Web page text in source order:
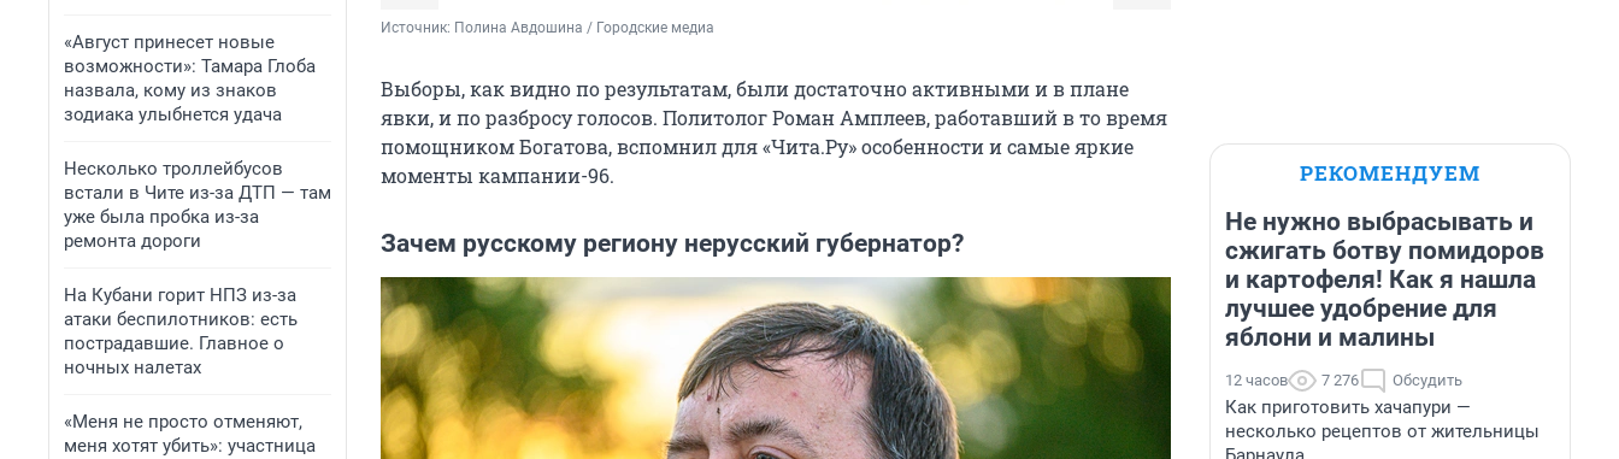
«Август принесет новые
возможности»: Тамара Глоба
назвала, кому из знаков
зодиака улыбнется удача
Несколько троллейбусов
встали в Чите из-за ДТП — там
уже была пробка из-за
ремонта дороги
На Кубани горит НПЗ из-за
атаки беспилотников: есть
пострадавшие. Главное о
ночных налетах
«Меня не просто отменяют,
меня хотят убить»: участница
Источник: Полина Авдошина / Городские медиа
Выборы, как видно по результатам, были достаточно активными и в плане
явки, и по разбросу голосов. Политолог Роман Амплеев, работавший в то время
помощником Богатова, вспомнил для «Чита.Ру» особенности и самые яркие
моменты кампании-96.
Зачем русскому региону нерусский губернатор?
РЕКОМЕНДУЕМ
Не нужно выбрасывать и
сжигать ботву помидоров
и картофеля! Как я нашла
лучшее удобрение для
яблони и малины
12 часов 7 276 Обсудить
Как приготовить хачапури —
несколько рецептов от жительницы